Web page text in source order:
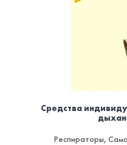
Средства
Респираторы,